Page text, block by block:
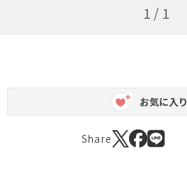
1 / 1
お気に入り
Share